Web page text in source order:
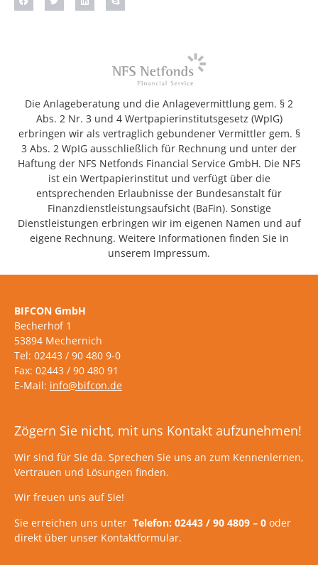
Die Anlageberatung und die Anlagevermittlung gem. § 2
Abs. 2 Nr. 3 und 4 Wertpapierinstitutsgesetz (WpIG)
erbringen wir als vertraglich gebundener Vermittler gem. §
3 Abs. 2 WpIG ausschließlich für Rechnung und unter der
Haftung der NFS Netfonds Financial Service GmbH. Die NFS
ist ein Wertpapierinstitut und verfügt über die
entsprechenden Erlaubnisse der Bundesanstalt für
Finanzdienstleistungsaufsicht (BaFin). Sonstige
Dienstleistungen erbringen wir im eigenen Namen und auf
eigene Rechnung. Weitere Informationen finden Sie in
unserem Impressum.
BIFCON GmbH
Becherhof 1
53894 Mechernich
Tel: 02443 / 90 480 9-0
Fax: 02443 / 90 480 91
E-Mail: info@bifcon.de
Zögern Sie nicht, mit uns Kontakt aufzunehmen!
Wir sind für Sie da. Sprechen Sie uns an zum Kennenlernen,
Vertrauen und Lösungen finden.
Wir freuen uns auf Sie!
Sie erreichen uns unter Telefon: 02443 / 90 4809 – 0 oder
direkt über unser Kontaktformular.